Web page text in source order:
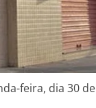
feira, dia 30